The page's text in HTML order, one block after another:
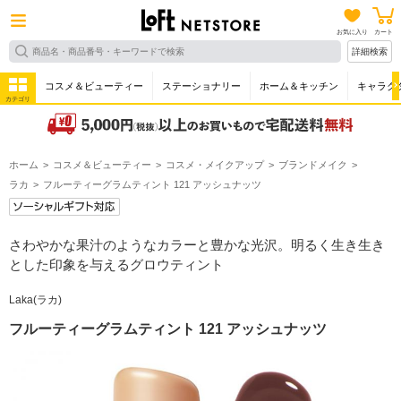
お気に入り カート
詳細検索
カテゴリ
コスメ＆ビューティー ステーショナリー ホーム＆キッチン キャラク
ホーム コスメ＆ビューティー コスメ・メイクアップ
ブランドメイク
ラカ
フルーティーグラムティント 121 アッシュナッツ
さわやかな果汁のようなカラーと豊かな光沢。明るく生き生き
とした印象を与えるグロウティント
Laka(ラカ)
フルーティーグラムティント 121 アッシュナッツ